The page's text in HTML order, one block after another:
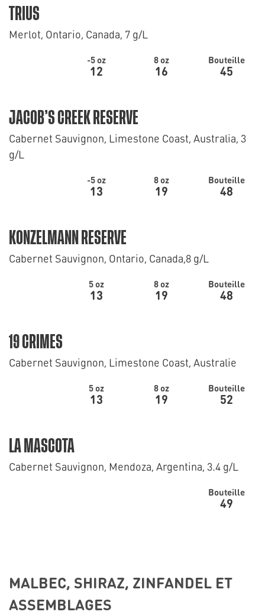
TRIUS
Merlot, Ontario, Canada, 7 g/L
-5 oz
12
8 oz
16
Bouteille
45
JACOB’S CREEK RESERVE
Cabernet Sauvignon, Limestone Coast, Australia, 3
g/L
-5 oz
13
8 oz
19
Bouteille
48
KONZELMANN RESERVE
Cabernet Sauvignon, Ontario, Canada,8 g/L
5 oz
13
8 oz
19
Bouteille
48
19 CRIMES
Cabernet Sauvignon, Limestone Coast, Australie
5 oz
13
8 oz
19
Bouteille
52
LA MASCOTA
Cabernet Sauvignon, Mendoza, Argentina, 3.4 g/L
Bouteille
49
MALBEC, SHIRAZ, ZINFANDEL ET
ASSEMBLAGES